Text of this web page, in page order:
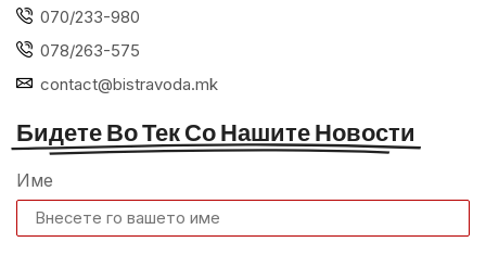
070/233-980
078/263-575
contact@bistravoda.mk
Бидете Во Тек Со Нашите Новости
Име